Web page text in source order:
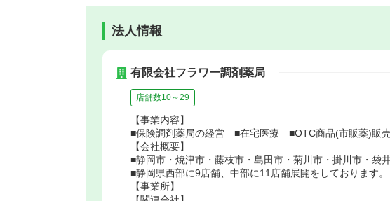
法人情報
有限会社フラワー調剤薬局
店舗数10～29
【事業内容】
■保険調剤薬局の経営 ■在宅医療 ■OTC商品(市販薬)販
【会社概要】
■静岡市・焼津市・藤枝市・島田市・菊川市・掛川市・袋
■静岡県西部に9店舗、中部に11店舗展開をしております。
【事業所】